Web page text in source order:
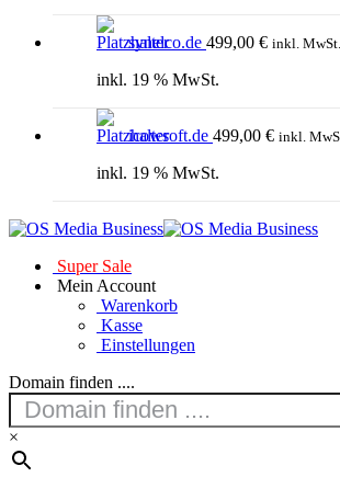
synelco.de 499,00 € inkl. MwSt.
inkl. 19 % MwSt.
icowsoft.de 499,00 € inkl.
inkl. 19 % MwSt.
Super Sale
Mein Account
Warenkorb
Kasse
Einstellungen
Domain finden ....
×